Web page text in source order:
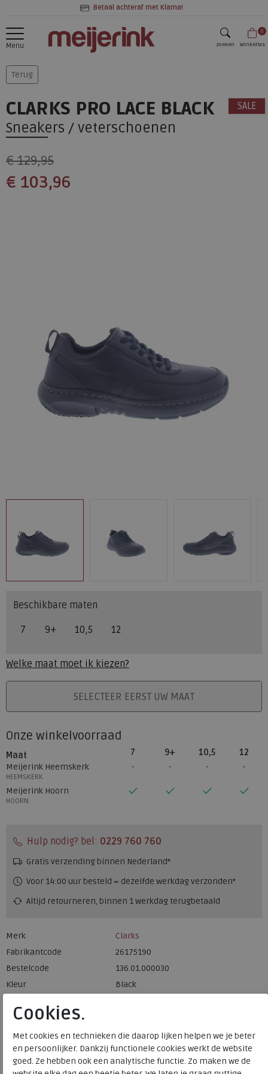
Betaal achteraf met Klarna!
Menu zoeken
0
Winkeltas
Terug
SALE
CLARKS PRO LACE BLACK
Sneakers / veterschoenen
€ 129,95
€ 103,96
Beschikbare maten
7 9+ 10,5 12
Welke maat moet ik kiezen?
PLAATS IN WINKELMANDSELECTEER EERST UW MAAT
Onze winkelvoorraad
Maat 7 9+ 10,5
12
Meijerink Heemskerk
HEEMSKERK
Meijerink Hoorn
HOORN
Hulp nodig? bel: 0229 760 760
Gratis verzending binnen Nederland*
Voor 14:00 uur besteld = dezelfde werkdag verzonden*
Altijd retourneren, binnen 1 werkdag terugbetaald
Merk
Clarks
Fabrikantcode
26175190
Bestelcode
136.01.000030
Kleur
Black
Materiaal
Wijdtemaat
h
Uitneembaar voetbed
ja
Cookies.
Met cookies en technieken die daarop lijken helpen we je beter
en persoonlijker. Dankzij functionele cookies werkt de website
goed. Ze hebben ook een analytische functie. Zo maken we de